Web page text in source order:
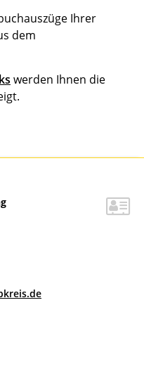
Ihrer
dem
werden Ihnen die